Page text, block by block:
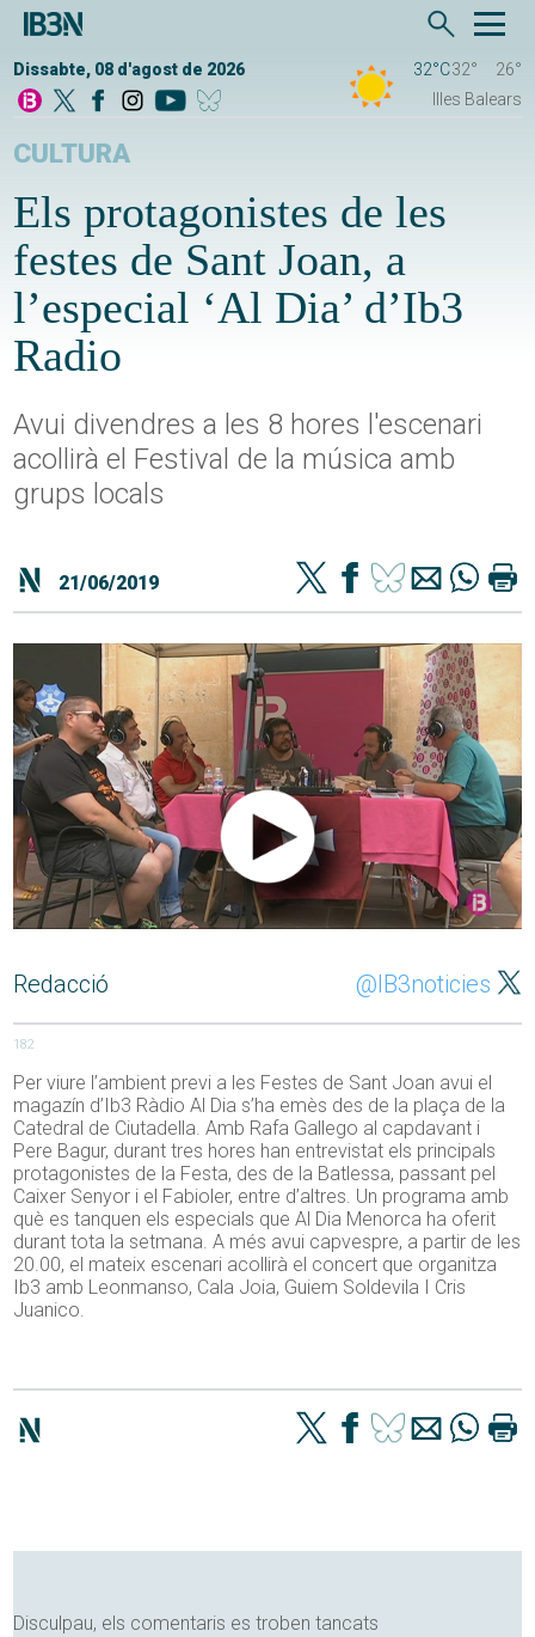
Dissabte, 08 d'agost de 2026 32°C32°
26°
Illes Balears
CULTURA
Els protagonistes de les
festes de Sant Joan, a
l’especial ‘Al Dia’ d’Ib3
Radio
Avui divendres a les 8 hores l'escenari
acollirà el Festival de la música amb
grups locals
21/06/2019
Redacció @IB3noticies
182
Per viure l’ambient previ a les Festes de Sant Joan avui el
magazín d’Ib3 Ràdio Al Dia s’ha emès des de la plaça de la
Catedral de Ciutadella. Amb Rafa Gallego al capdavant i
Pere Bagur, durant tres hores han entrevistat els principals
protagonistes de la Festa, des de la Batlessa, passant pel
Caixer Senyor i el Fabioler, entre d’altres. Un programa amb
què es tanquen els especials que Al Dia Menorca ha oferit
durant tota la setmana. A més avui capvespre, a partir de les
20.00, el mateix escenari acollirà el concert que organitza
Ib3 amb Leonmanso, Cala Joia, Guiem Soldevila I Cris
Juanico.
Disculpau, els comentaris es troben tancats